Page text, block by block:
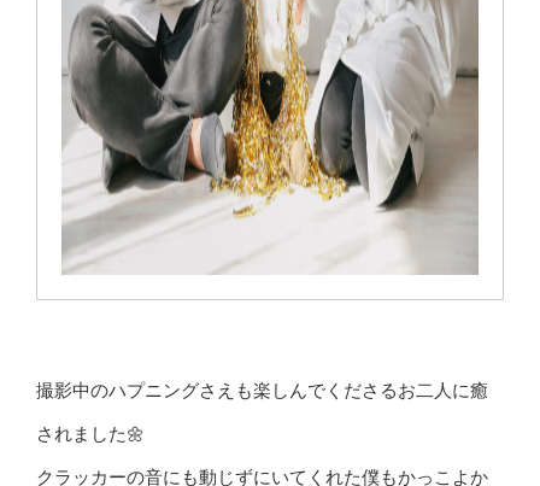
撮影中のハプニングさえも楽しんでくださるお二人に癒
されました🌼
クラッカーの音にも動じずにいてくれた僕もかっこよか